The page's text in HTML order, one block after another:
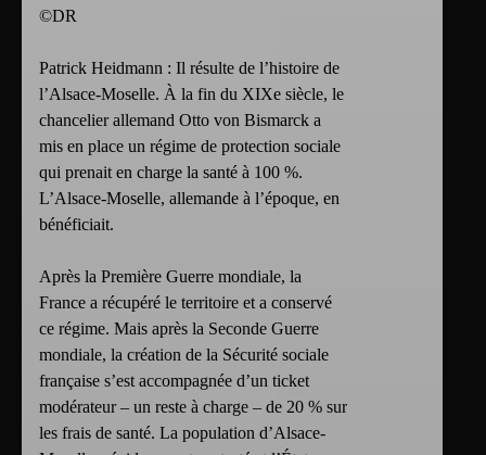
©DR
Patrick Heidmann : Il résulte de l’histoire de
l’Alsace-Moselle. À la fin du XIXe siècle, le
chancelier allemand Otto von Bismarck a
mis en place un régime de protection sociale
qui prenait en charge la santé à 100 %.
L’Alsace-Moselle, allemande à l’époque, en
bénéficiait.
Après la Première Guerre mondiale, la
France a récupéré le territoire et a conservé
ce régime. Mais après la Seconde Guerre
mondiale, la création de la Sécurité sociale
française s’est accompagnée d’un ticket
modérateur – un reste à charge – de 20 % sur
les frais de santé. La population d’Alsace-